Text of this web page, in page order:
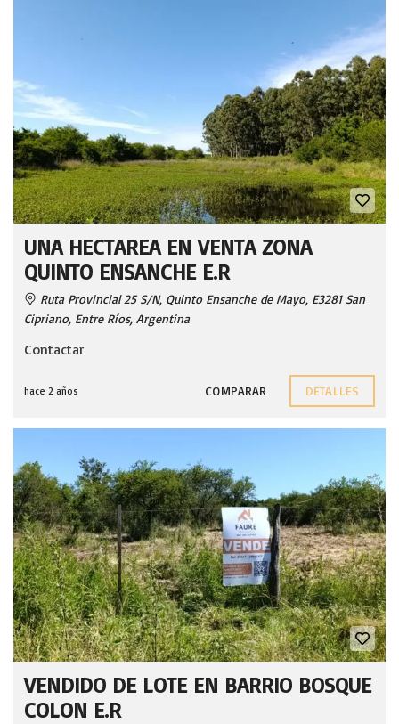
UNA HECTAREA EN VENTA ZONA
QUINTO ENSANCHE E.R
Ruta Provincial 25 S/N, Quinto Ensanche de Mayo, E3281 San
Cipriano, Entre Ríos, Argentina
Contactar
hace 2 años COMPARAR DETALLES
VENDIDO DE LOTE EN BARRIO BOSQUE
COLON E.R